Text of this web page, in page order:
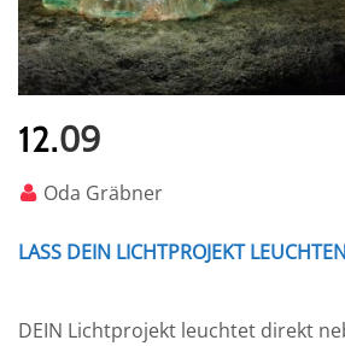
12.09
Oda Gräbner
LASS DEIN LICHTPROJEKT
DEIN Lichtprojekt leuchtet direkt